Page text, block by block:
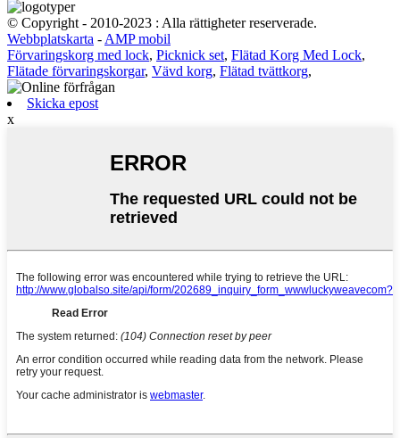
© Copyright - 2010-2023 : Alla rättigheter reserverade.
Webbplatskarta - AMP mobil
Förvaringskorg med lock, Picknick set, Flätad Korg Med Lock,
Flätade förvaringskorgar, Vävd korg, Flätad tvättkorg,
Skicka epost
x